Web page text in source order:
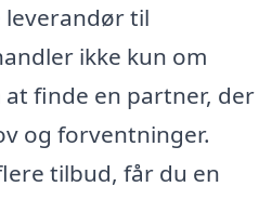
til
ikke kun om
at finde en partner, der
og forventninger.
tilbud, får du en